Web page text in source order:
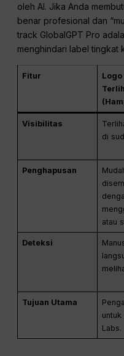
oleh AI. Jika Anda
benar profesional dan
track GlobalGPT Pro
menghindari label tingkat
Fitur
Logo
Visibilitas
di
Penghapusan
atau
Deteksi
Tujuan Utama
Labs.